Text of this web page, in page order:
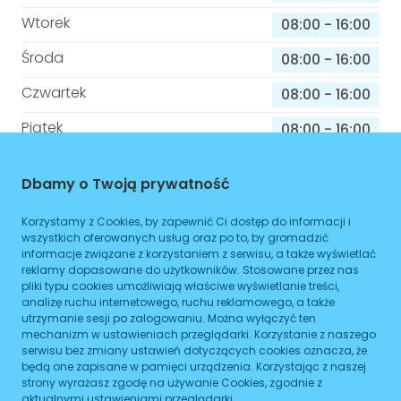
Wtorek
08:00 - 16:00
Środa
08:00 - 16:00
Czwartek
08:00 - 16:00
Piątek
08:00-16:00
Niedziela
Informacje o sprawach jakie załatwisz w
tym budynku
Brak podanych spraw
ZAPLANUJ
Dbamy o Twoją prywatność
Korzystamy z Cookies, by zapewnić Ci dostęp do informacji i
wszystkich oferowanych usług oraz po to, by gromadzić
informacje związane z korzystaniem z serwisu, a także wyświetlać
reklamy dopasowane do użytkowników. Stosowane przez nas
pliki typu cookies umożliwiają właściwe wyświetlanie treści,
analizę ruchu internetowego, ruchu reklamowego, a także
utrzymanie sesji po zalogowaniu. Można wyłączyć ten
mechanizm w ustawieniach przeglądarki. Korzystanie z naszego
serwisu bez zmiany ustawień dotyczących cookies oznacza, że
będą one zapisane w pamięci urządzenia. Korzystając z naszej
strony wyrażasz zgodę na używanie Cookies, zgodnie z